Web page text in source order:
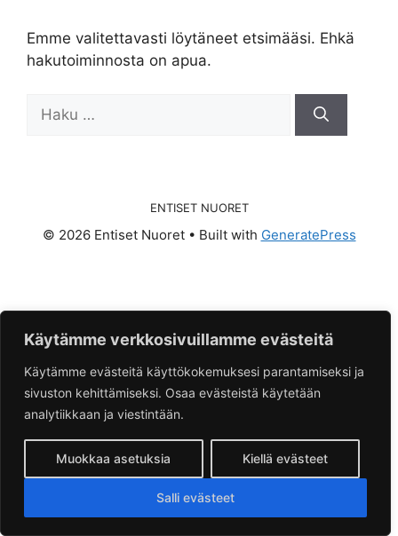
Käytämme verkkosivuillamme evästeitä
Käytämme evästeitä käyttökokemuksesi parantamiseksi ja
sivuston kehittämiseksi. Osaa evästeistä käytetään
analytiikkaan ja viestintään.
Muokkaa asetuksia Kiellä evästeet
Salli evästeet
Emme valitettavasti löytäneet etsimääsi. Ehkä
hakutoiminnosta on apua.
Haku:
ENTISET NUORET
© 2026 Entiset Nuoret• Built with GeneratePress